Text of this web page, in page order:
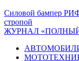
Силовой бампер
стропой
ЖУРНАЛ